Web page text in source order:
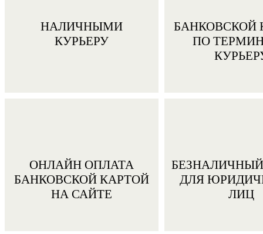
НАЛИЧНЫМИ
КУРЬЕРУ
БАНКОВСКОЙ
ПО
ОНЛАЙН ОПЛАТА
БАНКОВСКОЙ КАРТОЙ
НА САЙТЕ
БЕЗНАЛИЧНЫЙ
ДЛЯ
ЛИЦ